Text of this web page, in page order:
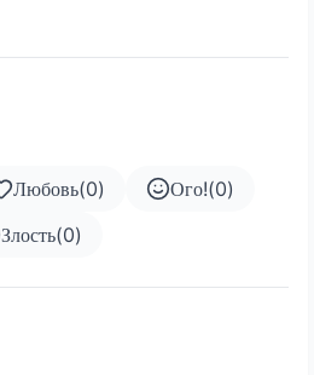
Любовь(0) Ого!(0)
Злость(0)